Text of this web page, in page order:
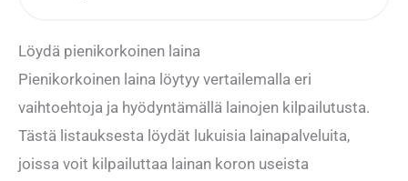
Löydä pienikorkoinen laina
Pienikorkoinen laina löytyy vertailemalla eri
vaihtoehtoja ja hyödyntämällä lainojen kilpailutusta.
Tästä listauksesta löydät lukuisia lainapalveluita,
joissa voit kilpailuttaa lainan koron useista